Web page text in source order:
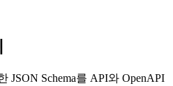
JSON Schema를 API와 OpenAPI